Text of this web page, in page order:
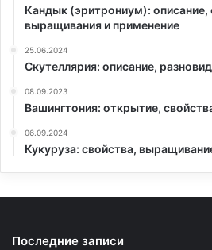
Кандык (эритрониум): описание,
выращивания и применение
25.06.2024
Скутеллярия: описание,
08.09.2023
Вашингтония: открытие,
06.09.2024
Кукуруза: свойства,
Последние записи